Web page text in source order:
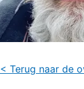
< Terug naar de